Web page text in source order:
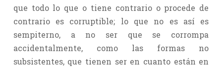
que todo lo que o tiene contrario o procede de
contrario es corruptible; lo que no es así es
sempiterno, a no ser que se corrompa
accidentalmente, como las formas no
subsistentes, que tienen ser en cuanto están en